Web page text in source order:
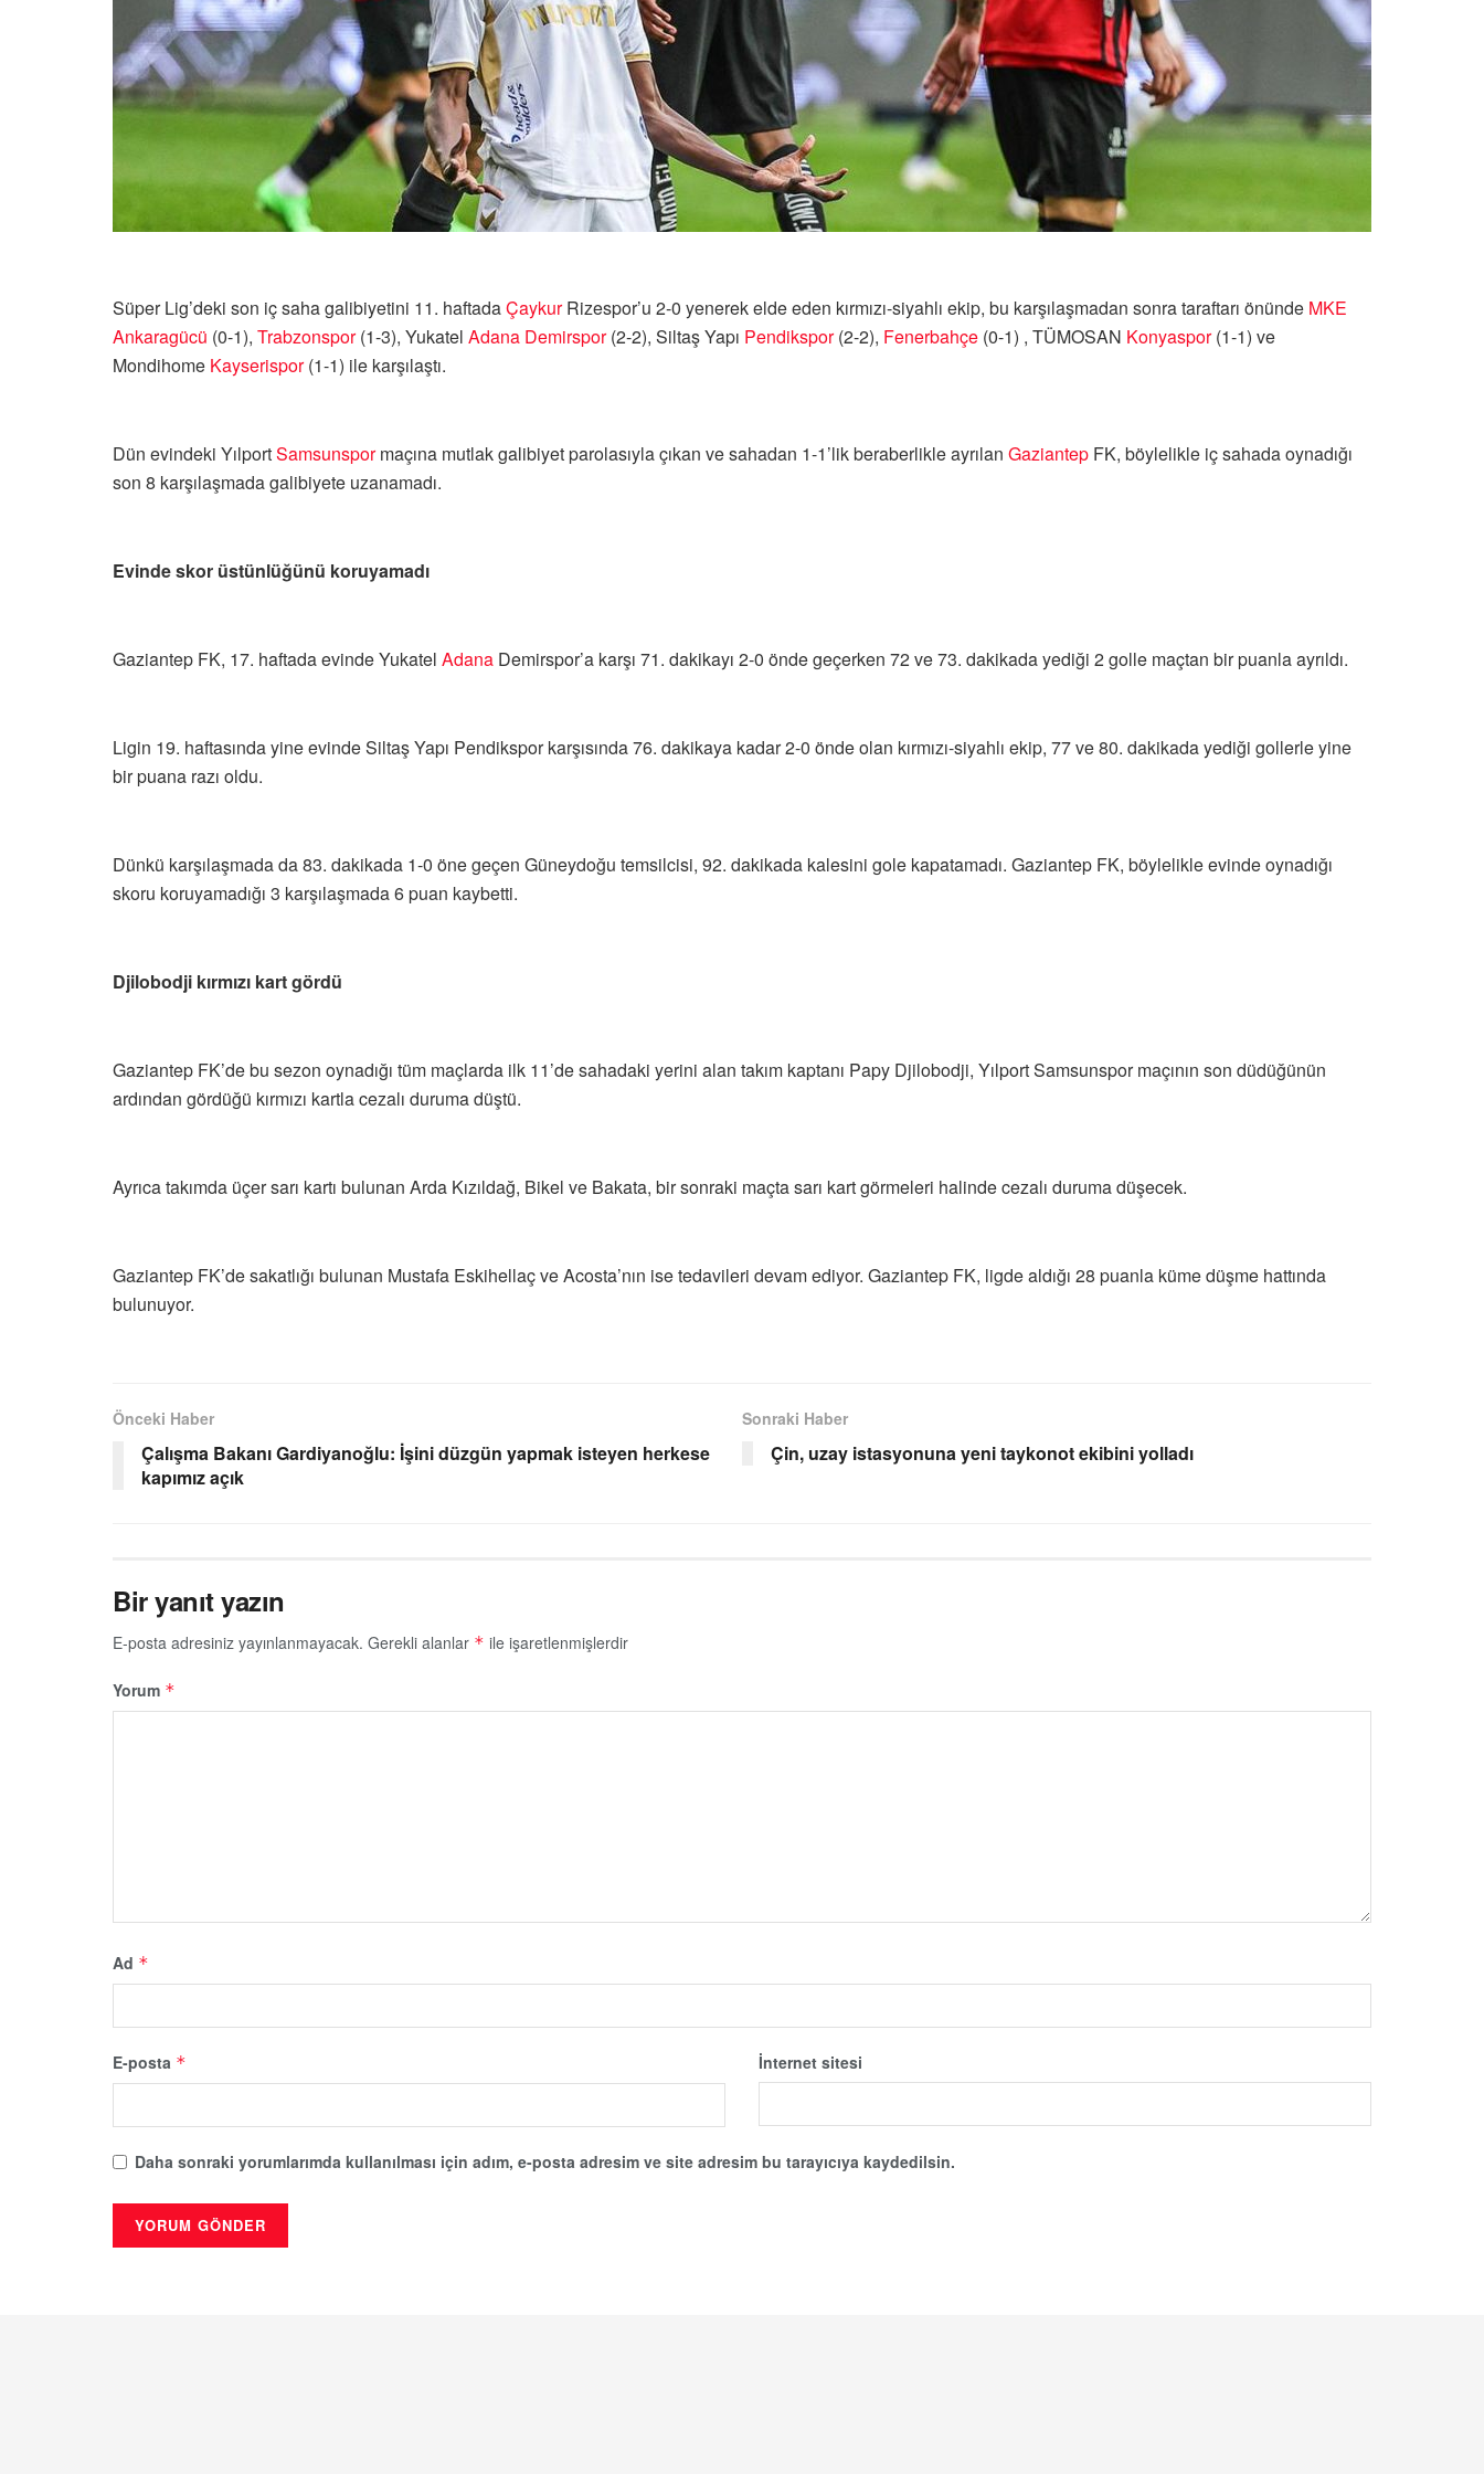
Süper Lig’deki son iç saha galibiyetini 11. haftadaÇaykurRizespor’u 2-0 yenerek elde eden kırmızı-siyahlı ekip, bu karşılaşmadan sonra taraftarı önünde MKE
Ankaragücü (0-1), Trabzonspor(1-3), Yukatel Adana Demirspor(2-2), Siltaş Yapı Pendikspor(2-2), Fenerbahçe (0-1) , TÜMOSAN Konyaspor(1-1) ve
Mondihome Kayserispor(1-1) ile karşılaştı.
Dün evindeki YılportSamsunspormaçına mutlak galibiyet parolasıyla çıkan ve sahadan 1-1’lik beraberlikle ayrılan Gaziantep FK, böylelikle iç sahada oynadığı
son 8 karşılaşmada galibiyete uzanamadı.
Evinde skor üstünlüğünü koruyamadı
Gaziantep FK, 17. haftada evinde Yukatel Adana Demirspor’a karşı 71. dakikayı 2-0 önde geçerken 72 ve 73. dakikada yediği 2 golle maçtan bir puanla ayrıldı.
Ligin 19. haftasında yine evinde Siltaş Yapı Pendikspor karşısında 76. dakikaya kadar 2-0 önde olan kırmızı-siyahlı ekip, 77 ve 80. dakikada yediği gollerle yine
bir puana razı oldu.
Dünkü karşılaşmada da 83. dakikada 1-0 öne geçen Güneydoğu temsilcisi, 92. dakikada kalesini gole kapatamadı. Gaziantep FK, böylelikle evinde oynadığı
skoru koruyamadığı 3 karşılaşmada 6 puan kaybetti.
Djilobodji kırmızı kart gördü
Gaziantep FK’de bu sezon oynadığı tüm maçlarda ilk 11’de sahadaki yerini alan takım kaptanı Papy Djilobodji, Yılport Samsunspor maçının son düdüğünün
ardından gördüğü kırmızı kartla cezalı duruma düştü.
Ayrıca takımda üçer sarı kartı bulunan Arda Kızıldağ, Bikel ve Bakata, bir sonraki maçta sarı kart görmeleri halinde cezalı duruma düşecek.
Gaziantep FK’de sakatlığı bulunan Mustafa Eskihellaç ve Acosta’nın ise tedavileri devam ediyor. Gaziantep FK, ligde aldığı 28 puanla küme düşme hattında
bulunuyor.
Önceki Haber
Çalışma Bakanı Gardiyanoğlu: İşini düzgün yapmak isteyen herkese
kapımız açık
Sonraki Haber
Çin, uzay istasyonuna yeni taykonot ekibini yolladı
Bir yanıt yazın
E-posta adresiniz yayınlanmayacak. Gerekli alanlar * ile işaretlenmişlerdir
Yorum *
Ad *
E-posta * İnternet sitesi
Daha sonraki yorumlarımda kullanılması için adım, e-posta adresim ve site adresim bu tarayıcıya kaydedilsin.